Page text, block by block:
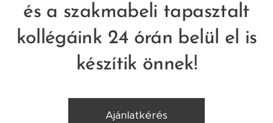
és a szakmabeli tapasztalt
kollégáink 24 órán belül el is
készítik önnek!
Ajánlatkérés